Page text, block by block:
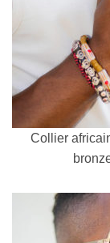
Collier